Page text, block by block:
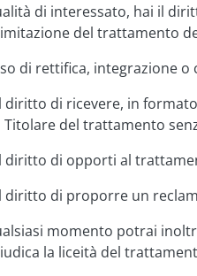
di interessato, hai il
del trattamento
di rettifica, integrazione
diritto di ricevere, in
del trattamento
diritto di opporti al
diritto di proporre un
momento potrai
la liceità del